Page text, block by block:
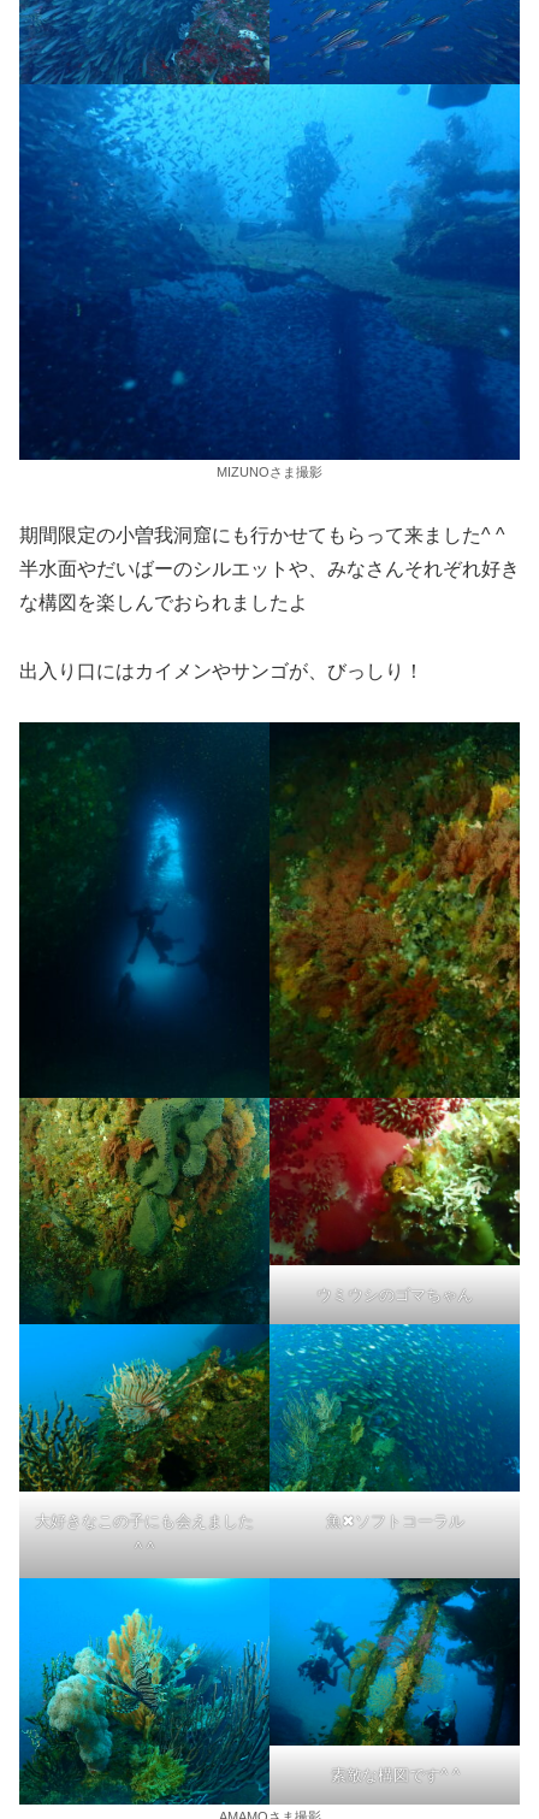
MIZUNOさま撮影
期間限定の小曽我洞窟にも行かせてもらって来ました^ ^
半水面やだいばーのシルエットや、みなさんそれぞれ好き
な構図を楽しんでおられましたよ
出入り口にはカイメンやサンゴが、びっしり！
ウミウシのゴマちゃん
大好きなこの子にも会えました
^ ^
魚✖︎ソフトコーラル
素敵な構図です^ ^